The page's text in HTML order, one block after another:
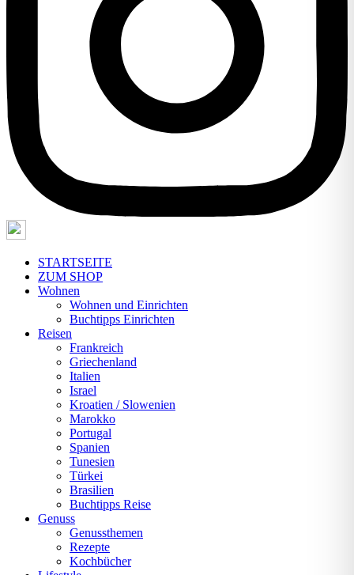
STARTSEITE
ZUM SHOP
Wohnen
Wohnen und Einrichten
Buchtipps Einrichten
Reisen
Frankreich
Griechenland
Italien
Israel
Kroatien / Slowenien
Marokko
Portugal
Spanien
Tunesien
Türkei
Brasilien
Buchtipps Reise
Genuss
Genussthemen
Rezepte
Kochbücher